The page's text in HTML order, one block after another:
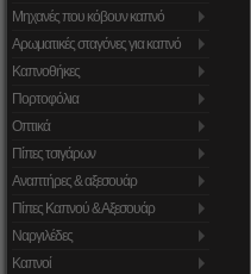
Μηχανές που κόβουν καπνό
Αρωματικές σταγόνες για καπνό
Καπνοθήκες
Πορτοφόλια
Οπτικά
Πίπες τσιγάρων
Αναπτήρες & αξεσουάρ
Πίπες Καπνού & Αξεσουάρ
Ναργιλέδες
Καπνοί